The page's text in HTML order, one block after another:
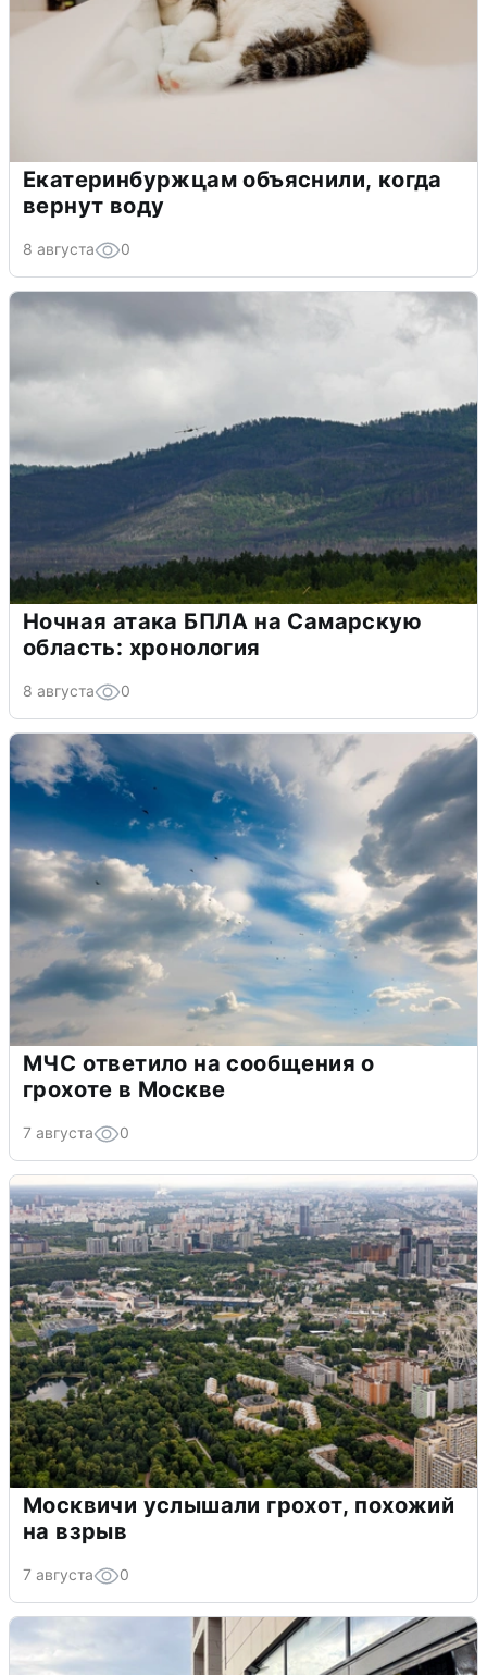
Екатеринбуржцам объяснили, когда
вернут воду
8 августа 0
Ночная атака БПЛА на Самарскую
область: хронология
8 августа 0
МЧС ответило на сообщения о
грохоте в Москве
7 августа 0
Москвичи услышали грохот, похожий
на взрыв
7 августа 0